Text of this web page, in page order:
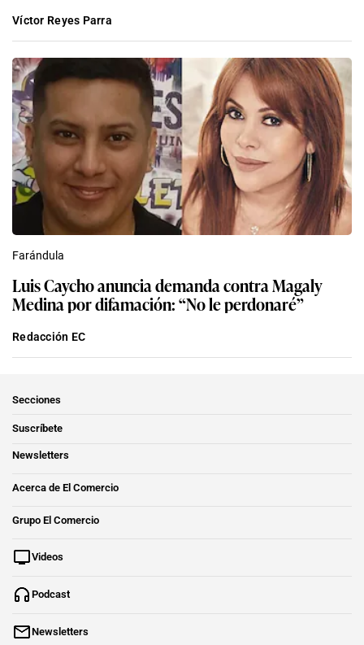
Víctor Reyes Parra
Farándula
Luis Caycho anuncia demanda contra Magaly
Medina por difamación: “No le perdonaré”
Redacción EC
Secciones
Suscríbete
Newsletters
Acerca de El Comercio
Grupo El Comercio
Videos
Podcast
Newsletters